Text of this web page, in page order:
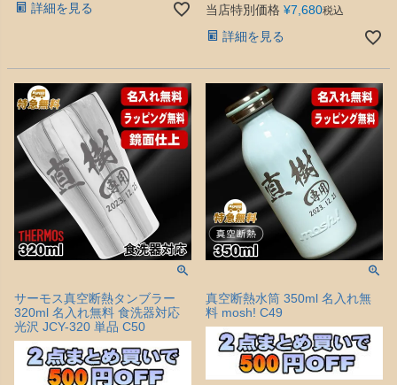
詳細を見る 当店特別価格 ¥7,680税込
詳細を見る
サーモス真空断熱タンブラー
320ml 名入れ無料 食洗器対応
光沢 JCY-320 単品 C50
真空断熱水筒 350ml 名入れ無
料 mosh! C49